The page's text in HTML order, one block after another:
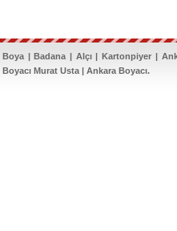
Boya | Badana | Alçı | Kartonpiyer |
Boyacı Murat Usta | Ankara Boyacı.